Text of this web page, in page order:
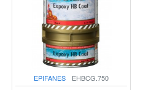
EPIFANES EHBCG.750